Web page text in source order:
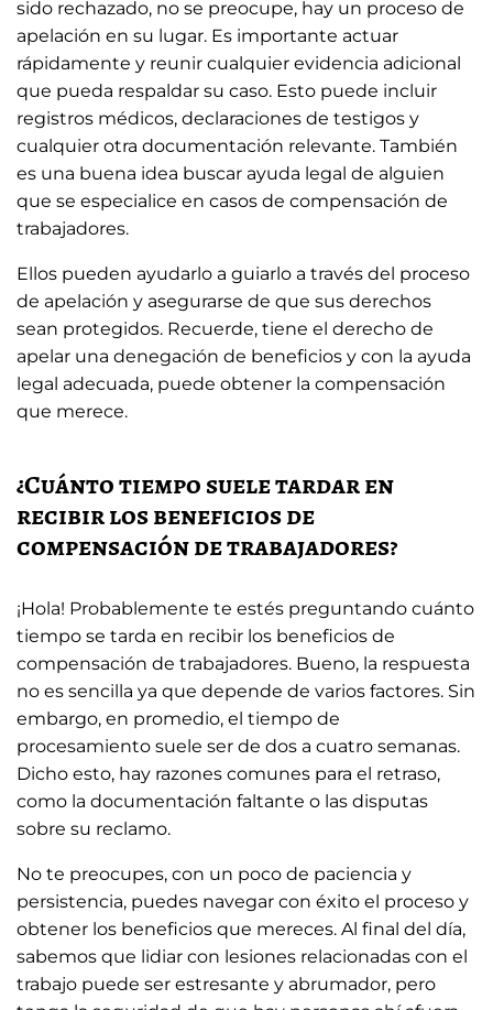
sido rechazado, no se preocupe, hay un proceso de
apelación en su lugar. Es importante actuar
rápidamente y reunir cualquier evidencia adicional
que pueda respaldar su caso. Esto puede incluir
registros médicos, declaraciones de testigos y
cualquier otra documentación relevante. También
es una buena idea buscar ayuda legal de alguien
que se especialice en casos de compensación de
trabajadores.
Ellos pueden ayudarlo a guiarlo a través del proceso
de apelación y asegurarse de que sus derechos
sean protegidos. Recuerde, tiene el derecho de
apelar una denegación de beneficios y con la ayuda
legal adecuada, puede obtener la compensación
que merece.
¿Cuánto tiempo suele tardar en
recibir los beneficios de
compensación de trabajadores?
¡Hola! Probablemente te estés preguntando cuánto
tiempo se tarda en recibir los beneficios de
compensación de trabajadores. Bueno, la respuesta
no es sencilla ya que depende de varios factores. Sin
embargo, en promedio, el tiempo de
procesamiento suele ser de dos a cuatro semanas.
Dicho esto, hay razones comunes para el retraso,
como la documentación faltante o las disputas
sobre su reclamo.
No te preocupes, con un poco de paciencia y
persistencia, puedes navegar con éxito el proceso y
obtener los beneficios que mereces. Al final del día,
sabemos que lidiar con lesiones relacionadas con el
trabajo puede ser estresante y abrumador, pero